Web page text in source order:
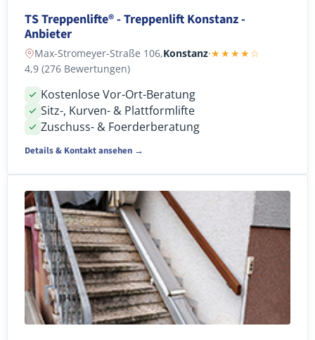
TS Treppenlifte® - Treppenlift Konstanz -
Anbieter
Max-Stromeyer-Straße 106,Konstanz·★★★★☆
4,9 (276 Bewertungen)
Kostenlose Vor-Ort-Beratung
Sitz-, Kurven- & Plattformlifte
Zuschuss- & Foerderberatung
Details & Kontakt ansehen →